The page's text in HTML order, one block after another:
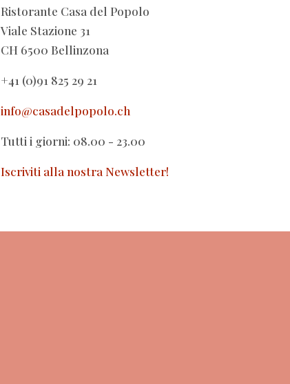
Ristorante Casa del Popolo
Viale Stazione 31
CH 6500 Bellinzona
+41 (0)91 825 29 21
info@casadelpopolo.ch
Tutti i giorni: 08.00 - 23.00
Iscriviti alla nostra Newsletter!